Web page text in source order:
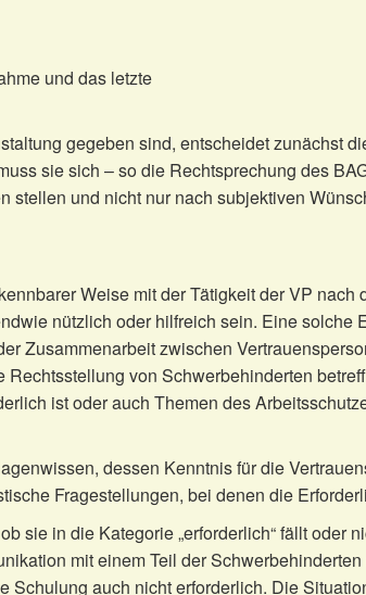
und das letzte
gegeben sind, entscheidet zunächst
sie sich – so die Rechtsprechung des
stellen und nicht nur nach subjektiven
Weise mit der Tätigkeit der VP
nützlich oder hilfreich sein. Eine
Zusammenarbeit zwischen
von Schwerbehinderten
ist oder auch Themen des
dessen Kenntnis für die
Fragestellungen, bei denen die
sie in die Kategorie „erforderlich“ fällt oder
mit einem Teil der
Schulung auch nicht erforderlich. Die